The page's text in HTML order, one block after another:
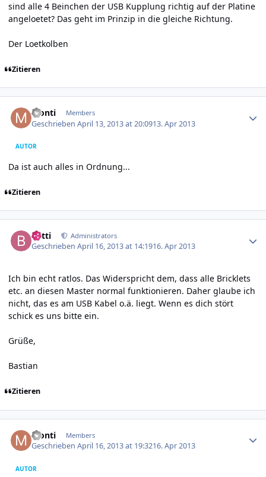
sind alle 4 Beinchen der USB Kupplung richtig auf der Platine
angeloetet? Das geht im Prinzip in die gleiche Richtung.
Der Loetkolben
Zitieren
Monti Members
GeschriebenApril 13, 2013 at 20:0913. Apr 2013
AUTOR
Da ist auch alles in Ordnung...
Zitieren
batti Administrators
GeschriebenApril 16, 2013 at 14:1916. Apr 2013
Ich bin echt ratlos. Das Widerspricht dem, dass alle Bricklets
etc. an diesen Master normal funktionieren. Daher glaube ich
nicht, das es am USB Kabel o.ä. liegt. Wenn es dich stört
schick es uns bitte ein.
Grüße,
Bastian
Zitieren
Monti Members
GeschriebenApril 16, 2013 at 19:3216. Apr 2013
AUTOR